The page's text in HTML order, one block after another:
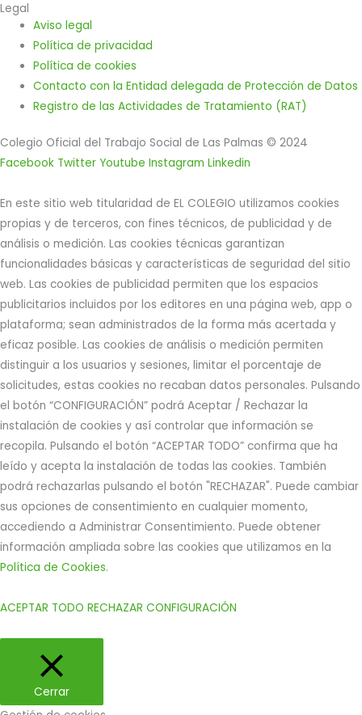
Legal
Aviso legal
Política de privacidad
Política de cookies
Contacto con la Entidad delegada de Protección de Datos
Registro de las Actividades de Tratamiento (RAT)
Colegio Oficial del Trabajo Social de Las Palmas © 2024
Facebook Twitter Youtube Instagram Linkedin
En este sitio web titularidad de EL COLEGIO utilizamos cookies
propias y de terceros, con fines técnicos, de publicidad y de
análisis o medición. Las cookies técnicas garantizan
funcionalidades básicas y características de seguridad del sitio
web. Las cookies de publicidad permiten que los espacios
publicitarios incluidos por los editores en una página web, app o
plataforma; sean administrados de la forma más acertada y
eficaz posible. Las cookies de análisis o medición permiten
distinguir a los usuarios y sesiones, limitar el porcentaje de
solicitudes, estas cookies no recaban datos personales. Pulsando
el botón “CONFIGURACIÓN” podrá Aceptar / Rechazar la
instalación de cookies y así controlar que información se
recopila. Pulsando el botón “ACEPTAR TODO” confirma que ha
leído y acepta la instalación de todas las cookies. También
podrá rechazarlas pulsando el botón "RECHAZAR". Puede cambiar
sus opciones de consentimiento en cualquier momento,
accediendo a Administrar Consentimiento. Puede obtener
información ampliada sobre las cookies que utilizamos en la
Política de Cookies.
ACEPTAR TODO RECHAZAR CONFIGURACIÓN
Cerrar